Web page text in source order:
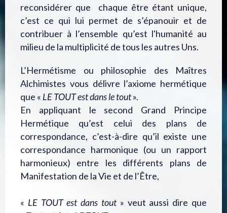
reconsidérer que chaque être étant unique,
c’est ce qui lui permet de s’épanouir et de
contribuer à l’ensemble qu’est l'humanité au
milieu de la multiplicité de tous les autres Uns.
L’Hermétisme ou philosophie des Maîtres
Alchimistes vous délivre l’axiome hermétique
que « LE TOUT est dans le tout».
En appliquant le second Grand Principe
Hermétique qu’est celui des plans de
correspondance, c’est-à-dire qu’il existe une
correspondance harmonique (ou un rapport
harmonieux) entre les différents plans de
Manifestation de la Vie et de l’Être,
« LE TOUT est dans tout» veut aussi dire que